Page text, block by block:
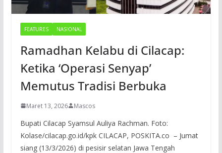
FEATURES NASIONAL
Ramadhan Kelabu di Cilacap:
Ketika ‘Operasi Senyap’
Memutus Tradisi Berbuka
Maret 13, 2026 Mascos
Bupati Cilacap Syamsul Auliya Rachman. Foto:
Kolase/cilacap.go.id/kpk CILACAP, POSKITA.co – Jumat
siang (13/3/2026) di pesisir selatan Jawa Tengah